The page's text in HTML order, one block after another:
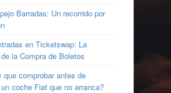
Barradas: Un recorrido por
en Ticketswap: La
de la Compra de Boletos
que comprobar antes de
coche Fiat que no arranca?